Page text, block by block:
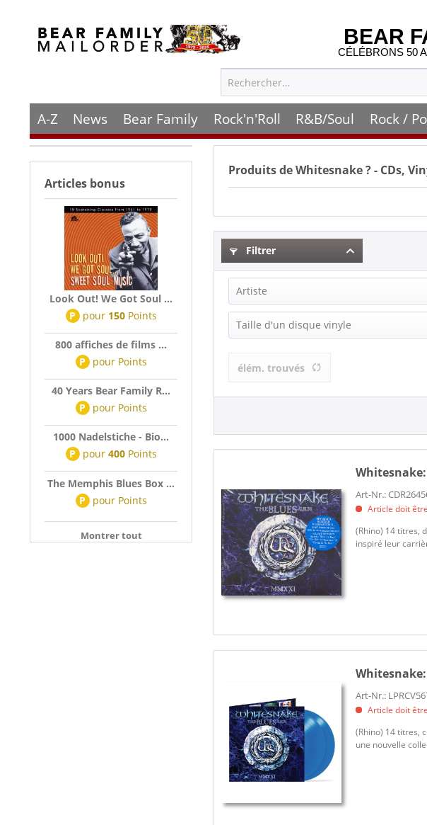
BEAR
CÉLÉBRONS 50
A-Z News Bear Family Rock'n'Roll R&B/Soul Rock /
Articles bonus
Look Out! We Got Soul ...
P pour 150Points
800 affiches de films ...
P pour Points
40 Years Bear Family R...
P pour Points
1000 Nadelstiche - Bio...
P pour 400Points
The Memphis Blues Box ...
P pour Points
Montrer tout
Produits deWhitesnake? - CDs,
Filtrer
Artiste
Whitesnake (3)
Taille d'un disque vinyle
élém. trouvés
Art-Nr.:
Article doit
(Rhino) 14 titres,
inspiré leur
Art-Nr.:
Article doit
(Rhino) 14 titres,
une nouvelle